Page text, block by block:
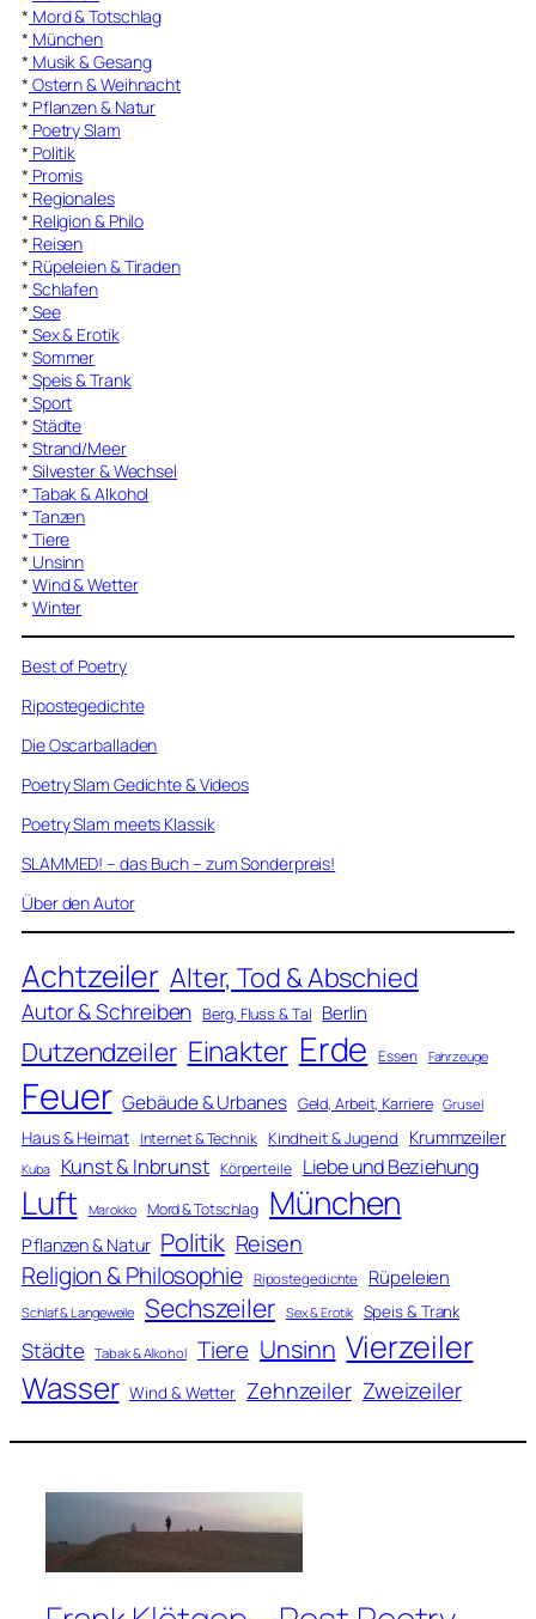
* Mord & Totschlag
* München
* Musik & Gesang
* Ostern & Weihnacht
* Pflanzen & Natur
* Poetry Slam
* Politik
* Promis
* Regionales
* Religion & Philo
* Reisen
* Rüpeleien & Tiraden
* Schlafen
* See
* Sex & Erotik
* Sommer
* Speis & Trank
* Sport
* Städte
* Strand/Meer
* Silvester & Wechsel
* Tabak & Alkohol
* Tanzen
* Tiere
* Unsinn
* Wind & Wetter
* Winter
Best of Poetry
Ripostegedichte
Die Oscarballaden
Poetry Slam Gedichte & Videos
Poetry Slam meets Klassik
SLAMMED! – das Buch – zum Sonderpreis!
Über den Autor
Achtzeiler Alter, Tod & Abschied
Autor & Schreiben Berg, Fluss & Tal Berlin
Dutzendzeiler Einakter Erde Essen Fahrzeuge
Feuer Gebäude & Urbanes Geld, Arbeit, Karriere Grusel
Haus & Heimat Internet & Technik Kindheit & Jugend Krummzeiler
Kuba Kunst & Inbrunst Körperteile Liebe und Beziehung
Luft Marokko Mord & Totschlag München
Pflanzen & Natur Politik Reisen
Religion & Philosophie Ripostegedichte Rüpeleien
Schlaf & Langeweile Sechszeiler Sex & Erotik Speis & Trank
Städte Tabak & Alkohol Tiere Unsinn Vierzeiler
Wasser Wind & Wetter Zehnzeiler Zweizeiler